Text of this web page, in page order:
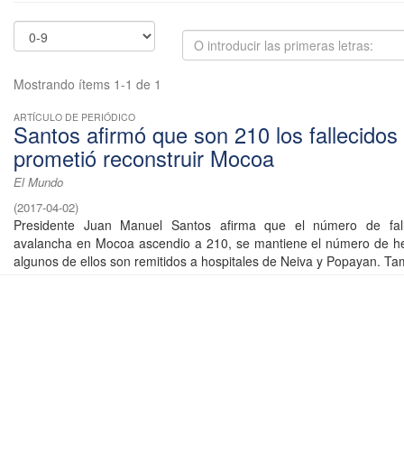
Mostrando ítems 1-1 de 1
ARTÍCULO DE PERIÓDICO
Santos afirmó que son 210 los fallecidos
prometió reconstruir Mocoa
El Mundo
(2017-04-02)
Presidente Juan Manuel Santos afirma que el número de
avalancha en Mocoa ascendio a 210, se mantiene el número de
algunos de ellos son remitidos a hospitales de Neiva y Popayan.